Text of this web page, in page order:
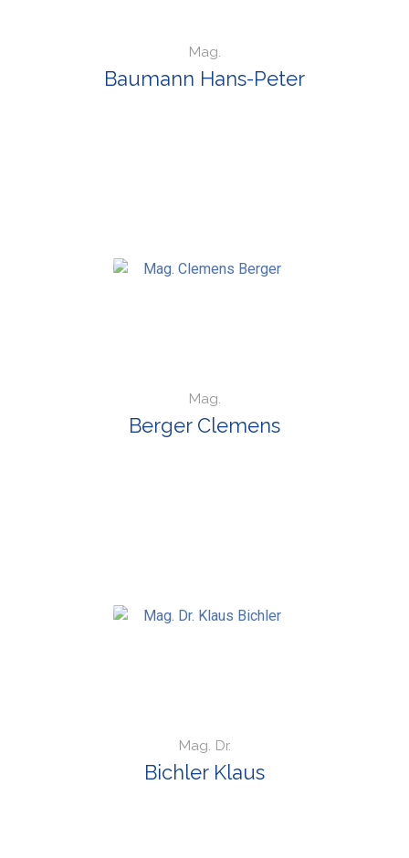
Mag.
Baumann Hans-Peter
Mag.
Berger Clemens
Mag. Dr.
Bichler Klaus